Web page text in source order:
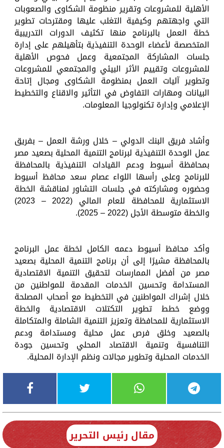
الأهلية للمشروعات وتقرير منظومة الشكاوى والصعوبات
التي واجهتهم وكيفية التغلب عليها ومقترحات تطوير
خطة العمل بالبرنامج منها تكثيف الدورات التدريبية
المتخصصة لأعضاء الوحدة التنفيذية بتأهيلهم على إدارة
جلسات المشاركة المجتمعية وعمل فحوص الأهلية
للمشروعات وتقييم الأثر البيئي والمجتمعي للمشروعات
وتطوير آليات العمل بمنظومة الشكاوى ومجال إتاحة
البيانات ومهارات التفاوض في التأثير والاقناع والتخطيط
الإعلامي وإدارة تكنولوجيا المعلومات.
وأشاد فريق البنك الدولي – خلال ورشة العمل – بفريق
عمل الوحدة التنفيذية لبرنامج التنمية المحلية بصعيد مصر
بمحافظة أسيوط ودعم القيادات التنفيذية بالمحافظة
للبرنامج وعلى رأسها اللواء عصام سعد محافظ أسيوط
وحضوره ومشاركته في جلسات التشاور لمناقشة الخطة
الاستثمارية للمحافظة للعام المالي (2022 – 2023)
والخطة متوسطة الأجل (2022 – 2025).
وأكد محافظ أسيوط دعمه الكامل لخطة عمل البرنامج
بالمحافظة مشيرًا إلى أن برنامج التنمية المحلية بصعيد
مصر من أفضل الممارسات لتحقيق التنمية الاقتصادية
المستدامة وتحسين الخدمات المقدمة للمواطنين من
خلال إشراك المواطنين في التخطيط مع أصحاب المصلحة
ووضع خطط تطوير التكتلات الاقتصادية والخطة
الاستثمارية للمحافظة وتعزيز التنمية الشاملة والمتكاملة
بالصعيد وخلق فرص عمل محلية ومستدامة ودعم
التنافسية وتنمية الاقتصاد المحلي وتحسين جودة
الخدمات المحلية وتطوير مجالات ونظم الإدارة المحلية.
مقال رئيس التحرير